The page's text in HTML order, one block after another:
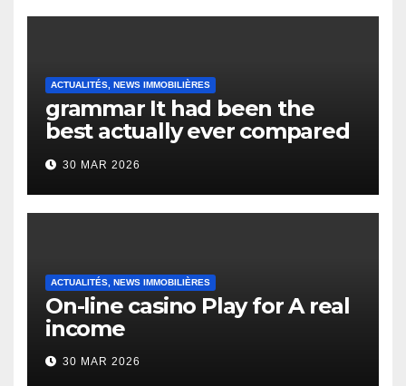
ACTUALITÉS, NEWS IMMOBILIÈRES
grammar It had been the
best actually ever compared
to it’s the top actually?
English Vocabulary Learners
Heap Change
30 MAR 2026
ACTUALITÉS, NEWS IMMOBILIÈRES
On-line casino Play for A real
income
30 MAR 2026